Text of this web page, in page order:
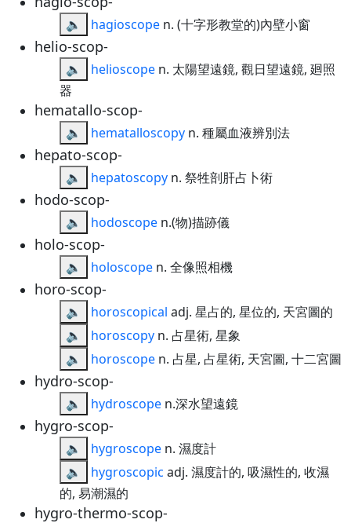
🔈 hagioscope n. (十字形教堂的)內壁小窗
helio-scop-
🔈 helioscope n. 太陽望遠鏡, 觀日望遠鏡, 廻照
器
hematallo-scop-
🔈 hematalloscopy n. 種屬血液辨別法
hepato-scop-
🔈 hepatoscopy n. 祭牲剖肝占卜術
hodo-scop-
🔈 hodoscope n.(物)描跡儀
holo-scop-
🔈 holoscope n. 全像照相機
horo-scop-
🔈 horoscopical adj. 星占的, 星位的, 天宮圖的
🔈
horoscopy n. 占星術, 星象
🔈
horoscope n. 占星, 占星術, 天宮圖, 十二宮圖
hydro-scop-
🔈 hydroscope n.深水望遠鏡
hygro-scop-
🔈 hygroscope n. 濕度計
🔈
hygroscopic adj. 濕度計的, 吸濕性的, 收濕
的, 易潮濕的
hygro-thermo-scop-